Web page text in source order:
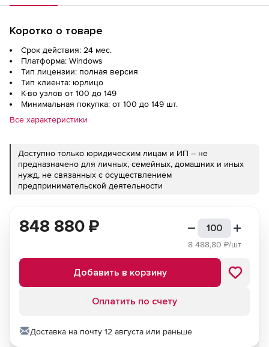
Коротко о товаре
Срок действия: 24 мес.
Платформа: Windows
Тип лицензии: полная версия
Тип клиента: юрлицо
К-во узлов от 100 до 149
Минимальная покупка: от 100 до 149 шт.
Все характеристики
Доступно только юридическим лицам и ИП – не
предназначено для личных, семейных, домашних и иных
нужд, не связанных с осуществлением
предпринимательской деятельности
848 880 ₽
8 488,80 ₽/шт
Добавить в корзину
Оплатить по счету
Доставка на почту 12 августа или раньше